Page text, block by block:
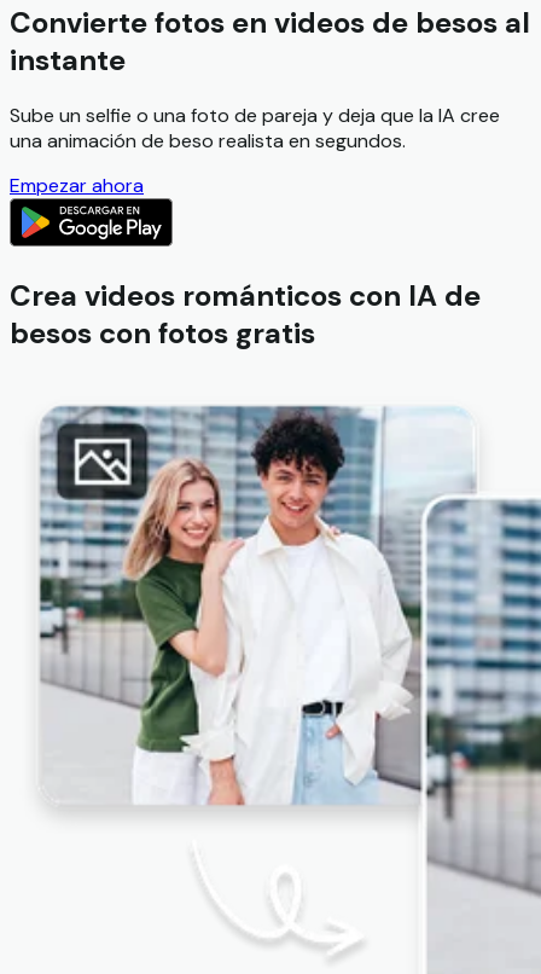
Convierte fotos en videos de besos al
instante
Sube un selfie o una foto de pareja y deja que la IA cree
una animación de beso realista en segundos.
Empezar ahora
Crea videos románticos con IA de
besos con fotos gratis